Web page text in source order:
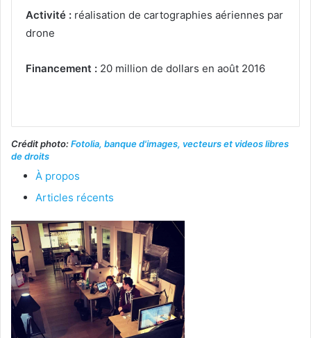
Activité : réalisation de cartographies aériennes par
drone
Financement : 20 million de dollars en août 2016
Crédit photo:Fotolia, banque d'images, vecteurs et videos libres
de droits
À propos
Articles récents